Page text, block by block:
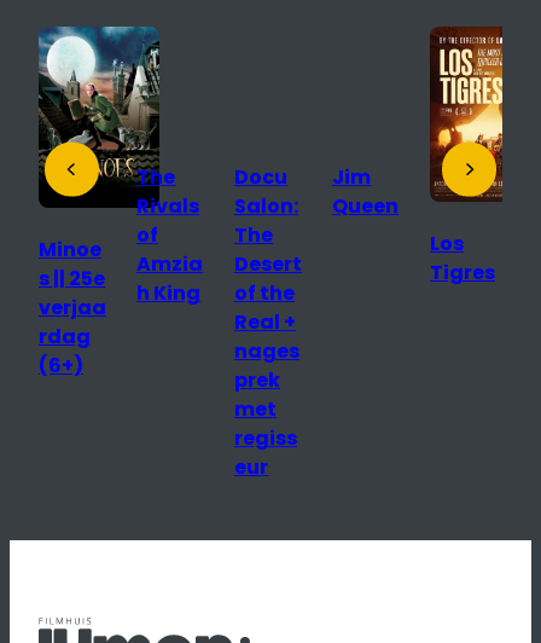
The
Rivals
of
Amzia
h King
Docu
Salon:
The
Desert
of the
Jim
Queen
Jim
Queen
(+Engl
ish
subtitl